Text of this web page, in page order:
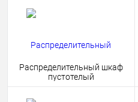
Распределительный шкаф
пустотелый